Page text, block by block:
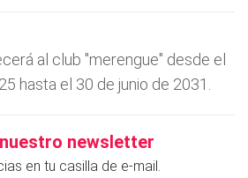
al club "merengue" desde el
hasta el 30 de junio de 2031.
newsletter
en tu casilla de e-mail.